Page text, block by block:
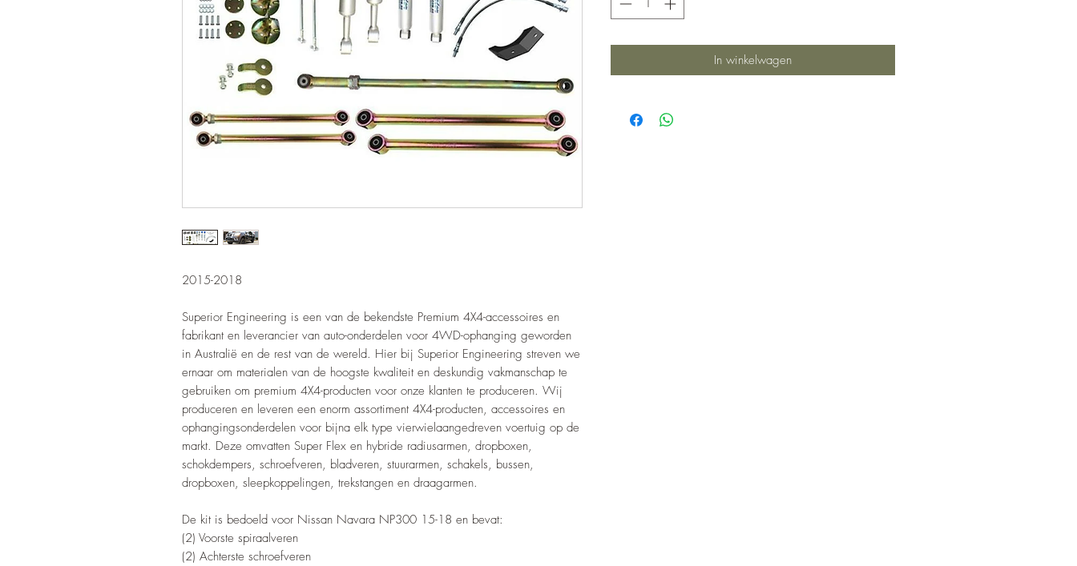
2015-2018
Superior Engineering is een van de bekendste Premium 4X4-accessoires en
fabrikant en leverancier van auto-onderdelen voor 4WD-ophanging geworden
in Australië en de rest van de wereld. Hier bij Superior Engineering streven we
ernaar om materialen van de hoogste kwaliteit en deskundig vakmanschap te
gebruiken om premium 4X4-producten voor onze klanten te produceren. Wij
produceren en leveren een enorm assortiment 4X4-producten, accessoires en
ophangingsonderdelen voor bijna elk type vierwielaangedreven voertuig op de
markt. Deze omvatten Super Flex en hybride radiusarmen, dropboxen,
schokdempers, schroefveren, bladveren, stuurarmen, schakels, bussen,
dropboxen, sleepkoppelingen, trekstangen en draagarmen.
De kit is bedoeld voor Nissan Navara NP300 15-18 en bevat:
(2) Voorste spiraalveren
(2) Achterste schroefveren
In winkelwagen